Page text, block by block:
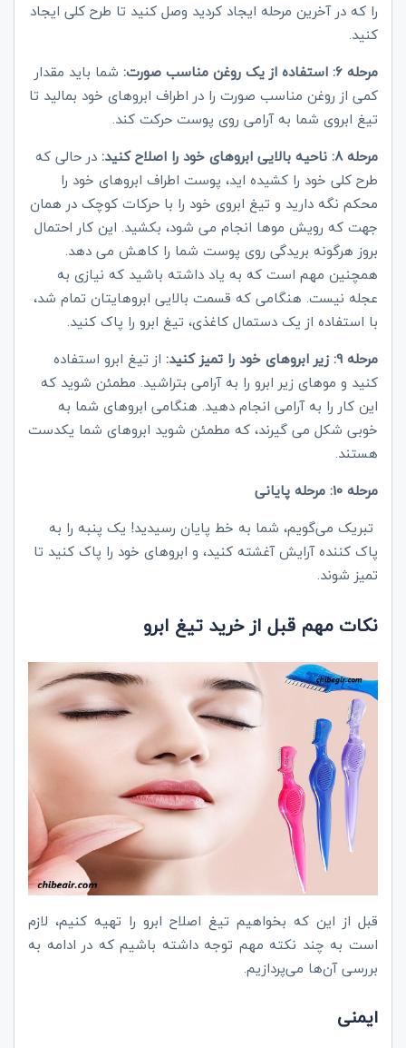
را که در آخرین مرحله ایجاد کردید وصل کنید تا طرح کلی ایجاد
کنید.
مرحله 6: استفاده از یک روغن مناسب صورت:
شما باید مقدار
کمی از روغن مناسب صورت را در اطراف ابروهای خود بمالید تا
تیغ ابروی شما به آرامی روی پوست حرکت کند.
مرحله 8: ناحیه بالایی ابروهای خود را اصلاح کنید:
در حالی که
طرح کلی خود را کشیده اید، پوست اطراف ابروهای خود را
محکم نگه دارید و تیغ ابروی خود را با حرکات کوچک در همان
جهت که رویش موها انجام می شود، بکشید. این کار احتمال
بروز هرگونه بریدگی روی پوست شما را کاهش می دهد.
همچنین مهم است که به یاد داشته باشید که نیازی به
عجله نیست. هنگامی که قسمت بالایی ابروهایتان تمام شد،
با استفاده از یک دستمال کاغذی، تیغ ابرو را پاک کنید.
مرحله 9: زیر ابروهای خود را تمیز کنید:
از تیغ ابرو استفاده
کنید و موهای زیر ابرو را به آرامی بتراشید. مطمئن شوید که
این کار را به آرامی انجام دهید. هنگامی ابروهای شما به
خوبی شکل می گیرند، که مطمئن شوید ابروهای شما یکدست
هستند.
مرحله 10: مرحله پایانی
تبریک می‌گویم، شما به خط پایان رسیدید! یک پنبه را به
پاک کننده آرایش آغشته کنید، و ابروهای خود را پاک کنید تا
تمیز شوند.
نکات مهم قبل از خرید تیغ ابرو
قبل از این که بخواهیم تیغ اصلاح ابرو را تهیه کنیم، لازم
است به چند نکته مهم توجه داشته باشیم که در ادامه به
بررسی آن‌ها می‌پردازیم.
ایمنی